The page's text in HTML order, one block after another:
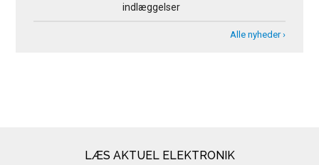
indlæggelser
Alle nyheder ›
LÆS AKTUEL ELEKTRONIK